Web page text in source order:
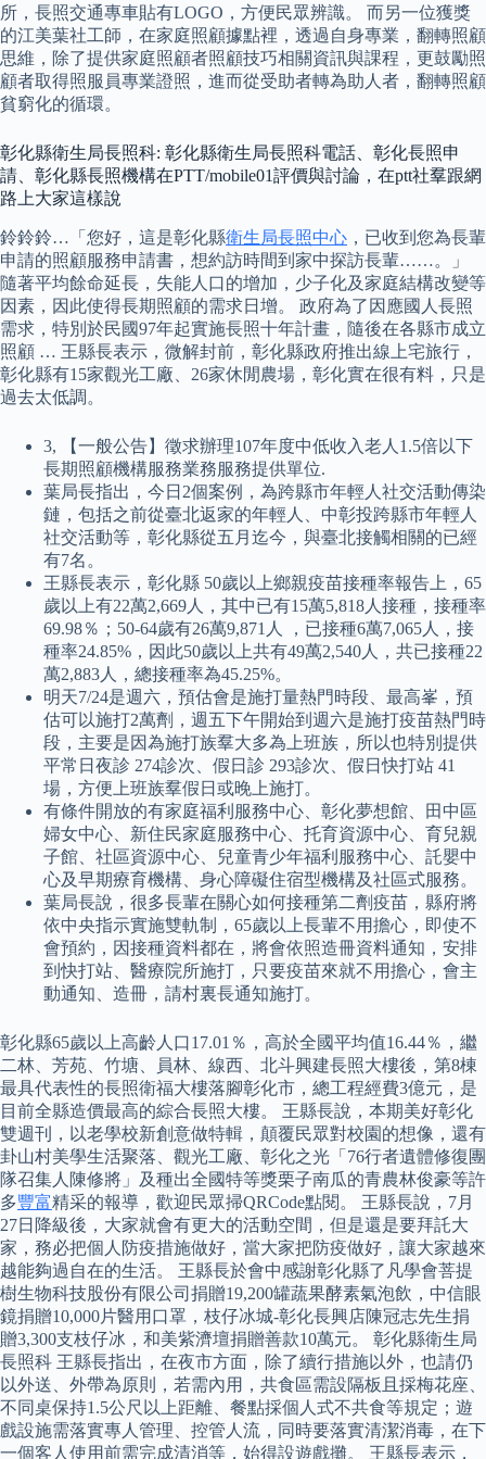
所，長照交通專車貼有LOGO，方便民眾辨識。 而另一位獲獎
的江美葉社工師，在家庭照顧據點裡，透過自身專業，翻轉照顧
思維，除了提供家庭照顧者照顧技巧相關資訊與課程，更鼓勵照
顧者取得照服員專業證照，進而從受助者轉為助人者，翻轉照顧
貧窮化的循環。
彰化縣衛生局長照科: 彰化縣衛生局長照科電話、彰化長照申
請、彰化縣長照機構在PTT/mobile01評價與討論，在ptt社羣跟網
路上大家這樣說
鈴鈴鈴…「您好，這是彰化縣衛生局長照中心 ，已收到您為長輩
申請的照顧服務申請書，想約訪時間到家中探訪長輩……。」
隨著平均餘命延長，失能人口的增加，少子化及家庭結構改變等
因素，因此使得長期照顧的需求日增。 政府為了因應國人長照
需求，特別於民國97年起實施長照十年計畫，隨後在各縣市成立
照顧 … 王縣長表示，微解封前，彰化縣政府推出線上宅旅行，
彰化縣有15家觀光工廠、26家休閒農場，彰化實在很有料，只是
過去太低調。
3, 【一般公告】徵求辦理107年度中低收入老人1.5倍以下
長期照顧機構服務業務服務提供單位.
葉局長指出，今日2個案例，為跨縣市年輕人社交活動傳染
鏈，包括之前從臺北返家的年輕人、中彰投跨縣市年輕人
社交活動等，彰化縣從五月迄今，與臺北接觸相關的已經
有7名。
王縣長表示，彰化縣 50歲以上鄉親疫苗接種率報告上，65
歲以上有22萬2,669人，其中已有15萬5,818人接種，接種率
69.98％；50-64歲有26萬9,871人 ，已接種6萬7,065人，接
種率24.85%，因此50歲以上共有49萬2,540人，共已接種22
萬2,883人，總接種率為45.25%。
明天7/24是週六，預估會是施打量熱門時段、最高峯，預
估可以施打2萬劑，週五下午開始到週六是施打疫苗熱門時
段，主要是因為施打族羣大多為上班族，所以也特別提供
平常日夜診 274診次、假日診 293診次、假日快打站 41
場，方便上班族羣假日或晚上施打。
有條件開放的有家庭福利服務中心、彰化夢想館、田中區
婦女中心、新住民家庭服務中心、托育資源中心、育兒親
子館、社區資源中心、兒童青少年福利服務中心、託嬰中
心及早期療育機構、身心障礙住宿型機構及社區式服務。
葉局長說，很多長輩在關心如何接種第二劑疫苗，縣府將
依中央指示實施雙軌制，65歲以上長輩不用擔心，即使不
會預約，因接種資料都在，將會依照造冊資料通知，安排
到快打站、醫療院所施打，只要疫苗來就不用擔心，會主
動通知、造冊，請村裏長通知施打。
彰化縣65歲以上高齡人口17.01％，高於全國平均值16.44％，繼
二林、芳苑、竹塘、員林、線西、北斗興建長照大樓後，第8棟
最具代表性的長照衛福大樓落腳彰化市，總工程經費3億元，是
目前全縣造價最高的綜合長照大樓。 王縣長說，本期美好彰化
雙週刊，以老學校新創意做特輯，顛覆民眾對校園的想像，還有
卦山村美學生活聚落、觀光工廠、彰化之光「76行者遺體修復團
隊召集人陳修將」及種出全國特等獎栗子南瓜的青農林俊豪等許
多豐富精采的報導，歡迎民眾掃QRCode點閱。 王縣長說，7月
27日降級後，大家就會有更大的活動空間，但是還是要拜託大
家，務必把個人防疫措施做好，當大家把防疫做好，讓大家越來
越能夠過自在的生活。 王縣長於會中感謝彰化縣了凡學會菩提
樹生物科技股份有限公司捐贈19,200罐蔬果酵素氣泡飲，中信眼
鏡捐贈10,000片醫用口罩，枝仔冰城-彰化長興店陳冠志先生捐
贈3,300支枝仔冰，和美紫濟壇捐贈善款10萬元。 彰化縣衛生局
長照科 王縣長指出，在夜市方面，除了續行措施以外，也請仍
以外送、外帶為原則，若需內用，共食區需設隔板且採梅花座、
不同桌保持1.5公尺以上距離、餐點採個人式不共食等規定；遊
戲設施需落實專人管理、控管人流，同時要落實清潔消毒，在下
一個客人使用前需完成清消等，始得設遊戲攤。 王縣長表示，